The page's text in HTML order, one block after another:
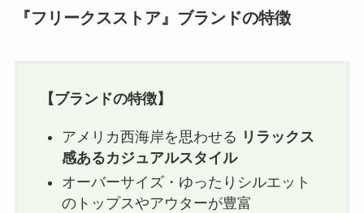
『フリークスストア』ブランドの特徴
【ブランドの特徴】
アメリカ西海岸を思わせる リラックス
感あるカジュアルスタイル
オーバーサイズ・ゆったりシルエット
のトップスやアウターが豊富